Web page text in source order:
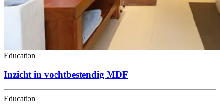
Education
Inzicht in vochtbestendig MDF
Education